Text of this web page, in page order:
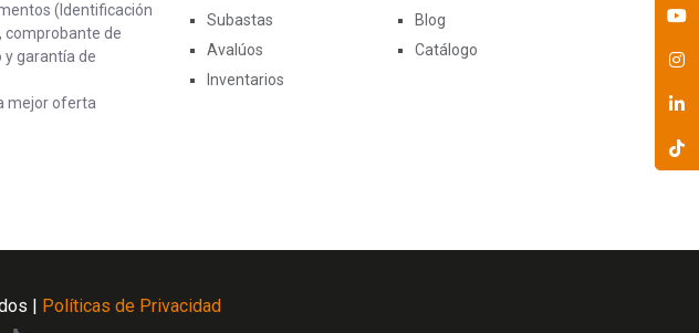
(Identificación
comprobante de
y garantía de
mejor oferta
Subastas
Avalúos
Inventarios
Blog
Catálogo
| Políticas de Privacidad